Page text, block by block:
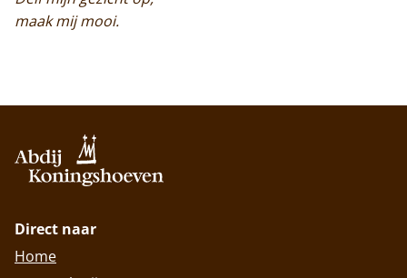
maak mij mooi.
Direct naar
Home